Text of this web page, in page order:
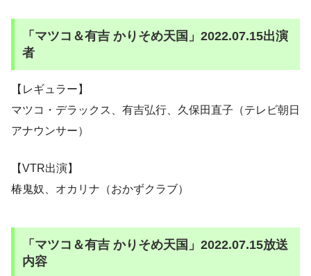
「マツコ＆有吉 かりそめ天国」2022.07.15出演
者
【レギュラー】
マツコ・デラックス、有吉弘行、久保田直子（テレビ朝日
アナウンサー）
【VTR出演】
椿鬼奴、オカリナ（おかずクラブ）
「マツコ＆有吉 かりそめ天国」2022.07.15放送
内容